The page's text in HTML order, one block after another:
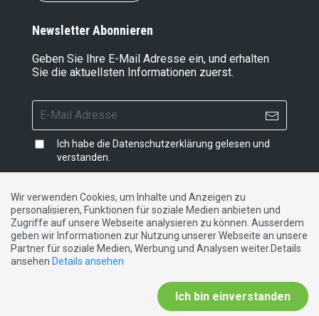
Newsletter Abonnieren
Geben Sie Ihre E-Mail Adresse ein, und erhalten
Sie die aktuellsten Informationen zuerst.
Ich habe die Datenschutzerklärung gelesen und
verstanden.
Impressum|Datenschutzerklärung|Kontakt
DE FR IT
Wir verwenden Cookies, um Inhalte und Anzeigen zu
personalisieren, Funktionen für soziale Medien anbieten und
Zugriffe auf unsere Webseite analysieren zu können. Ausserdem
geben wir Informationen zur Nutzung unserer Webseite an unsere
Partner für soziale Medien, Werbung und Analysen weiter.Details
ansehen Details ansehen
Ich bin einverstanden